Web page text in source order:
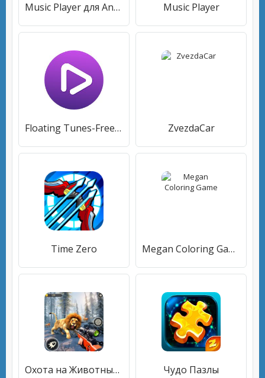
Music Player для Android Music Player
Floating Tunes-Free Music Video Player ZvezdaCar
Time Zero Megan Coloring Game
Охота на Животных Снайперский Чудо Пазлы